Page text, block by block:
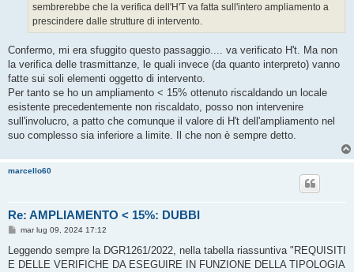
sembrerebbe che la verifica dell'H'T va fatta sull'intero ampliamento a
prescindere dalle strutture di intervento.
Confermo, mi era sfuggito questo passaggio.... va verificato H't. Ma non
la verifica delle trasmittanze, le quali invece (da quanto interpreto) vanno
fatte sui soli elementi oggetto di intervento.
Per tanto se ho un ampliamento < 15% ottenuto riscaldando un locale
esistente precedentemente non riscaldato, posso non intervenire
sull'involucro, a patto che comunque il valore di H't dell'ampliamento nel
suo complesso sia inferiore a limite. Il che non è sempre detto.
marcello60
Re: AMPLIAMENTO < 15%: DUBBI
M
s
s
a
mar lug 09, 2024 17:12
Leggendo sempre la DGR1261/2022, nella tabella riassuntiva "REQUISITI
E DELLE VERIFICHE DA ESEGUIRE IN FUNZIONE DELLA TIPOLOGIA